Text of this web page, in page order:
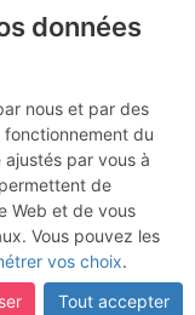
: Les
10 mars 2017
données
nous et par des
fonctionnement du
par vous à
de
Web et de vous
Vous pouvez les
vos choix.
Tout accepter